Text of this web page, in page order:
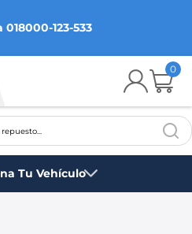
123-533
0
del repuesto...
Tu Vehículo